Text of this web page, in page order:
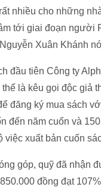
nhiều cho những
tới giai đoạn người
Xuân Khánh
đầu tiên Công ty
là kêu gọi độc giả
đăng ký mua sách
đến năm cuốn và
việc xuất bản cuốn
góp, quỹ đã nhận
đồng đạt